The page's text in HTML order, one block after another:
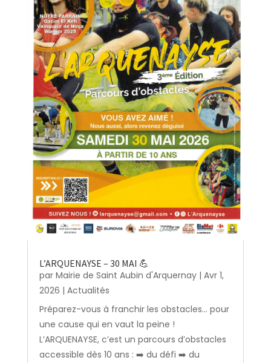
L’ARQUENAYSE – 30 MAI 💪
par Mairie de Saint Aubin d'Arquernay| Avr 1,
2026 | Actualités
Préparez-vous à franchir les obstacles… pour
une cause qui en vaut la peine !
L’ARQUENAYSE, c’est un parcours d’obstacles
accessible dès 10 ans : ➡️ du défi ➡️ du